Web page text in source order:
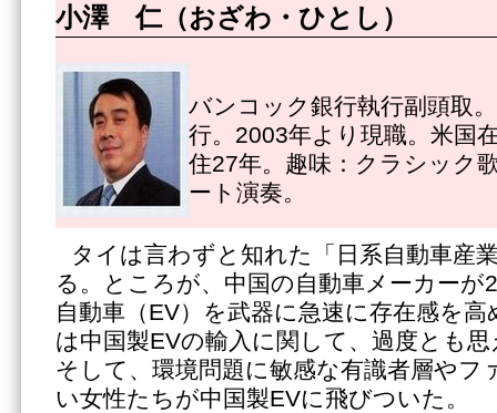
小澤 仁（おざわ・ひとし）
バンコック銀行執行副頭取
行。2003年より現職。米国
住27年。趣味：クラシック
ート演奏。
タイは言わずと知れた「日系自動車産
る。ところが、中国の自動車メーカーが
自動車（EV）を武器に急速に存在感を
は中国製EVの輸入に関して、過度とも
そして、環境問題に敏感な有識者層やフ
い女性たちが中国製EVに飛びついた。